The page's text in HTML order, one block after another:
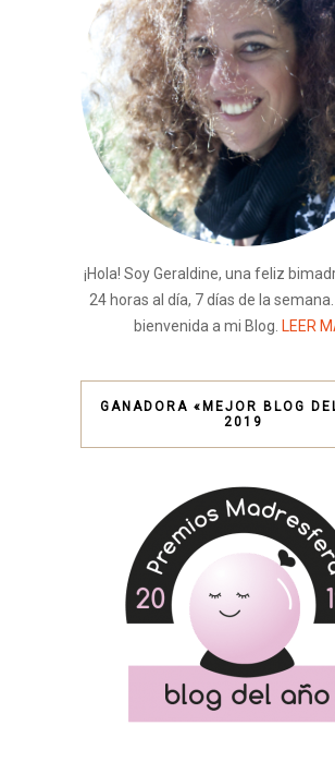
¡Hola! Soy Geraldine, una feliz
24 horas al día, 7 días de la
bienvenida a mi Blog. LEER
GANADORA «MEJOR BLOG
2019